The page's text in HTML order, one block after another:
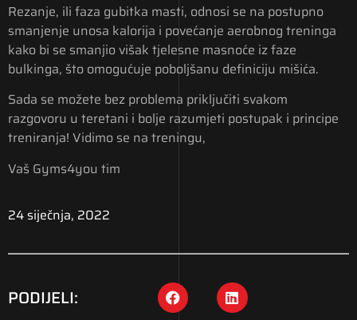
Rezanje, ili faza gubitka masti, odnosi se na postupno
smanjenje unosa kalorija i povećanje aerobnog treninga
kako bi se smanjio višak tjelesne masnoće iz faze
bulkinga, što omogućuje poboljšanu definiciju mišića.
Sada se možete bez problema priključiti svakom
razgovoru u teretani i bolje razumjeti postupak i principe
treniranja! Vidimo se na treningu,
Vaš Gyms4you tim
24 siječnja, 2022
PODIJELI: